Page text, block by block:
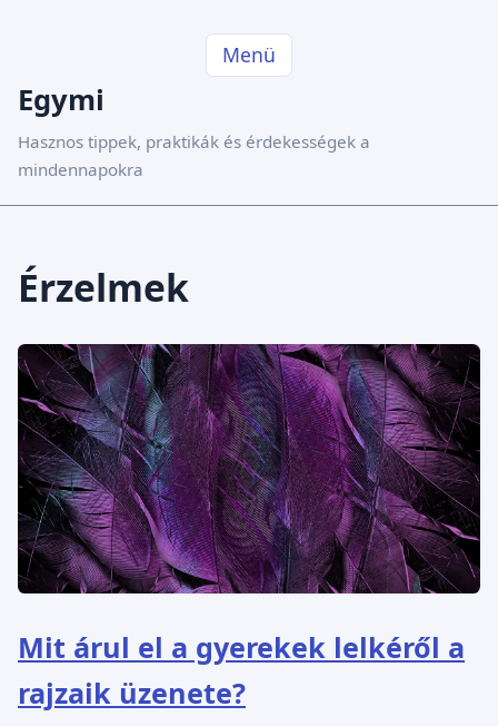
Menü
Egymi
Hasznos tippek, praktikák és érdekességek a
mindennapokra
Érzelmek
Mit árul el a gyerekek lelkéről a
rajzaik üzenete?